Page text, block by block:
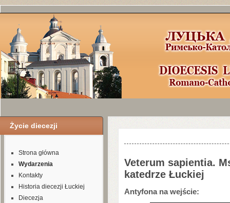
Życie diecezji
Strona główna
Wydarzenia
Kontakty
Historia diecezji Łuckiej
Diecezja
Veterum sapientia.
katedrze Łuckiej
Antyfona na wejście: